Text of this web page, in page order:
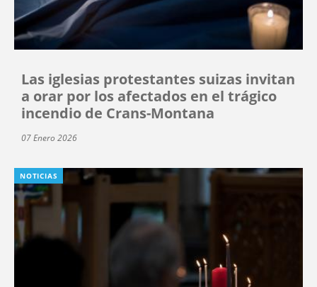
Las iglesias protestantes suizas invitan
a orar por los afectados en el trágico
incendio de Crans-Montana
07 Enero 2026
NOTICIAS